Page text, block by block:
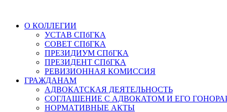
О КОЛЛЕГИИ
УСТАВ СПбГКА
СОВЕТ СПбГКА
ПРЕЗИДИУМ СПбГКА
ПРЕЗИДЕНТ СПбГКА
РЕВИЗИОННАЯ КОМИССИЯ
ГРАЖДАНАМ
АДВОКАТСКАЯ ДЕЯТЕЛЬНОСТЬ
СОГЛАШЕНИЕ С АДВОКАТОМ И ЕГО
НОРМАТИВНЫЕ АКТЫ